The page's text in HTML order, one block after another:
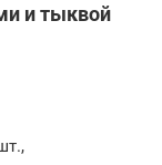
и тыквой